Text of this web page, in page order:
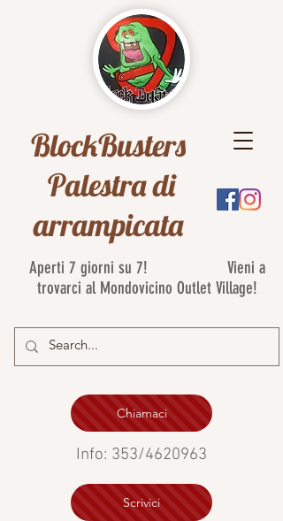
BlockBusters
Palestra di
arrampicata
Scrivici
Chiamaci
Info: 353/4620963
Aperti 7 giorni su 7! Vieni a
trovarci al Mondovicino Outlet Village!